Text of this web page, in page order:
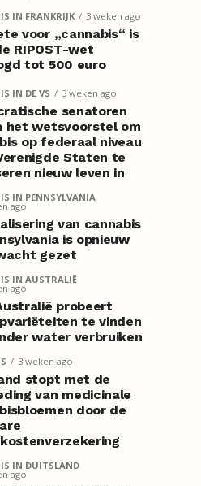
IN FRANKRIJK 3 weken ago
voor „cannabis“ is
RIPOST-wet
tot 500 euro
IN DE VS 3 weken ago
senatoren
het wetsvoorstel om
op federaal niveau
Staten te
nieuw leven in
IN PENNSYLVANIA
ago
van cannabis
is opnieuw
gezet
IN AUSTRALIË
ago
probeert
te vinden
water verbruiken
3 weken ago
stopt met de
van medicinale
door de
IN DUITSLAND
ago